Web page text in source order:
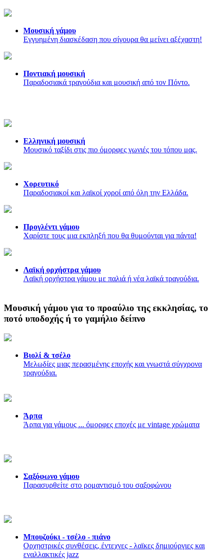
Μουσική γάμου
Εγγυημένη διασκέδαση που σίγουρα θα μείνει αξέχαστη!
Ποντιακή μουσική
Παραδοσιακά τραγούδια και μουσική από τον Πόντο.
Ελληνική μουσική
Μουσικό ταξίδι στις πιο όμορφες γωνιές του τόπου μας.
Χορευτικό
Παραδοσιακοί και λαϊκοί χοροί από όλη την Ελλάδα.
Προγλέντι γάμου
Χαρίστε τους μια εκπληξή που θα θυμούνται για πάντα!
Λαϊκή ορχήστρα γάμου
Λαϊκή ορχήστρα γάμου με παλιά ή νέα λαϊκά τραγούδια.
Μουσική γάμου για το προαύλιο της εκκλησίας, το
ποτό υποδοχής ή το γαμήλιο δείπνο
Βιολί & τσέλο
Μελωδίες μιας περασμένης εποχής και γνωστά σύγχρονα
τραγούδια.
Άρπα
Άρπα για γάμους ... όμορφες εποχές με vintage χρώματα
Σαξόφωνο γάμου
Παρασυρθείτε στο ρομαντισμό του σαξοφώνου
Μπουζούκι - τσέλο - πιάνο
Ορχηστρικές συνθέσεις, έντεχνες - λαϊκες δημιούργιες και
εναλλακτικές jazz